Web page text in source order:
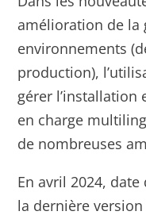
amélioration de la
environnements
production),
gérer l’installation
en charge
de nombreuses
En avril 2024,
la dernière